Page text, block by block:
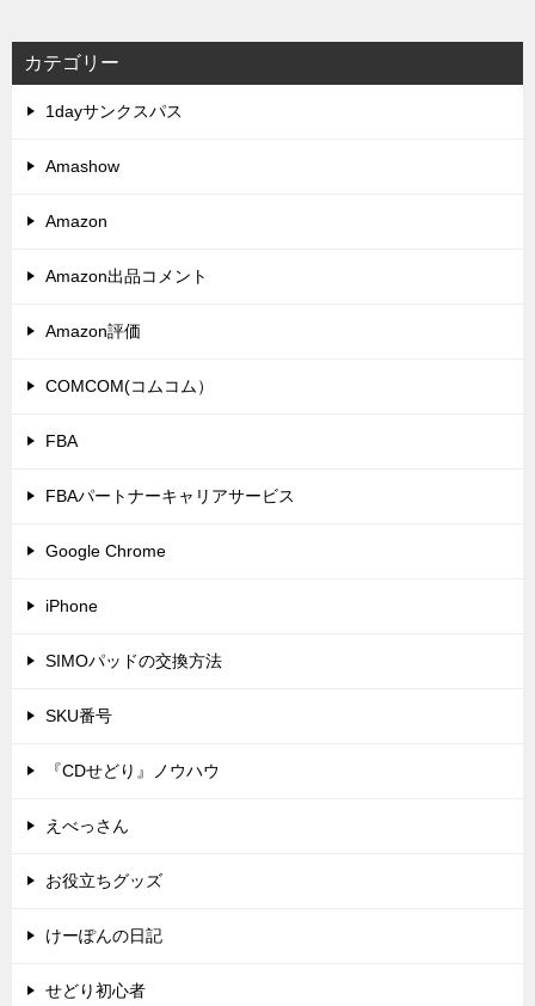
カテゴリー
1dayサンクスパス
Amashow
Amazon
Amazon出品コメント
Amazon評価
COMCOM(コムコム）
FBA
FBAパートナーキャリアサービス
Google Chrome
iPhone
SIMOパッドの交換方法
SKU番号
『CDせどり』ノウハウ
えべっさん
お役立ちグッズ
けーぽんの日記
せどり初心者